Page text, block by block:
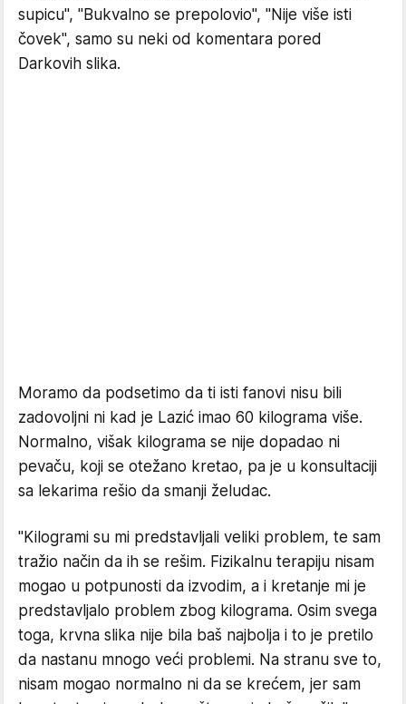
supicu", "Bukvalno se prepolovio", "Nije više isti
čovek", samo su neki od komentara pored
Darkovih slika.
Moramo da podsetimo da ti isti fanovi nisu bili
zadovoljni ni kad je Lazić imao 60 kilograma više.
Normalno, višak kilograma se nije dopadao ni
pevaču, koji se otežano kretao, pa je u konsultaciji
sa lekarima rešio da smanji želudac.
"Kilogrami su mi predstavljali veliki problem, te sam
tražio način da ih se rešim. Fizikalnu terapiju nisam
mogao u potpunosti da izvodim, a i kretanje mi je
predstavljalo problem zbog kilograma. Osim svega
toga, krvna slika nije bila baš najbolja i to je pretilo
da nastanu mnogo veći problemi. Na stranu sve to,
nisam mogao normalno ni da se krećem, jer sam